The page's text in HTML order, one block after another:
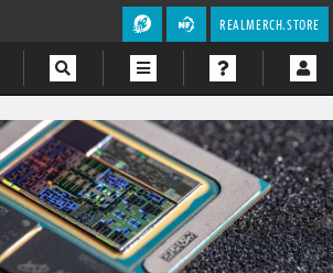
REALMERCH.STORE